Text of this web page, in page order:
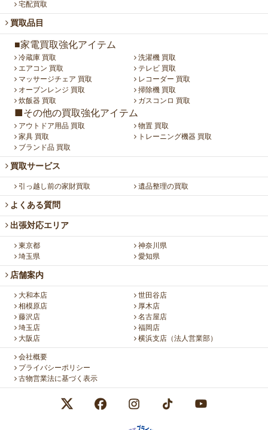
宅配買取
買取品目
■家電買取強化アイテム
冷蔵庫 買取
洗濯機 買取
エアコン 買取
テレビ 買取
マッサージチェア 買取
レコーダー 買取
オーブンレンジ 買取
掃除機 買取
炊飯器 買取
ガスコンロ 買取
■その他の買取強化アイテム
アウトドア用品 買取
物置 買取
家具 買取
トレーニング機器 買取
ブランド品 買取
買取サービス
引っ越し前の家財買取 遺品整理の買取
よくある質問
出張対応エリア
東京都
神奈川県
埼玉県
愛知県
店舗案内
大和本店
世田谷店
相模原店
厚木店
藤沢店
名古屋店
埼玉店
福岡店
大阪店
横浜支店（法人営業部）
会社概要
プライバシーポリシー
古物営業法に基づく表示